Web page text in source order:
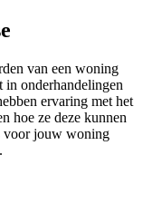
van een woning
in onderhandelingen
ervaring met het
hoe ze deze kunnen
voor jouw woning